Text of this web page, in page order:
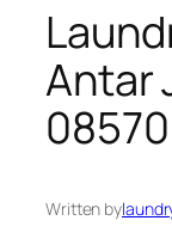
Antar
Written by